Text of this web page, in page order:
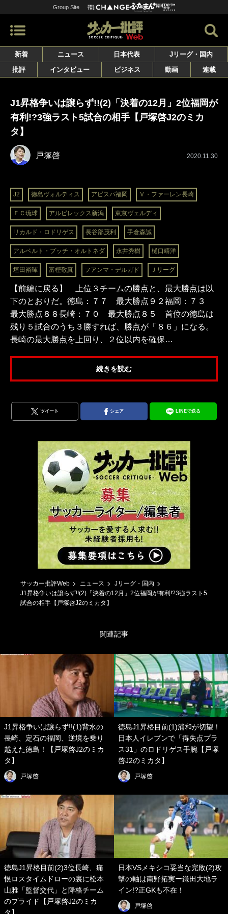
Group Site
新着 ニュース 日本代表
Jリーグ・国内
批評
インタビュー ビジネス 動画 連載
J1昇格争いは譲らず!!(2)「決着の12月」2位福岡が
有利!?3強ラスト5試合の相手【戸塚啓J2のミカ
タ】
戸塚啓 2020.11.30
J2 徳島ヴォルティス アビスパ福岡 Ｖ・ファーレン長崎
ＦＣ琉球 アルビレックス新潟 東京ヴェルディ
リカルド・ロドリゲス 長谷部茂利 手倉森誠
アルベルト・プッチ・オルトネダ 永井秀樹 樋口靖洋
垣田裕暉 富樫敬真 フアンマ・デルガド Ｊリーグ
【前編に戻る】 上位３チームの勝点と、最大勝点は以
下のとおりだ。徳島：７７ 最大勝点９２福岡：７３
最大勝点８８長崎：７０ 最大勝点８５ 首位の徳島は
残り５試合のうち３勝すれば、勝点が「８６」になる。
長崎の最大勝点を上回り、２位以内を確保…
続きを読む
ツイート シェア LINEで送る
サッカー批評Web ニュース
Jリーグ・国内
J1昇格争いは譲らず!!(2)「決着の12月」2位福岡が有利!?3強ラスト5
試合の相手【戸塚啓J2のミカタ】
関連記事
J1昇格争いは譲らず!!(1)背水の
長崎、定石の福岡、逆境を乗り
越えた徳島！【戸塚啓J2のミカ
タ】
戸塚啓
徳島J1昇格目前(1)浦和が切望！
日本人イレブンで「得失点プラ
ス31」のロドリゲス手腕【戸塚
啓J2のミカタ】
戸塚啓
徳島J1昇格目前(2)3位長崎、痛
恨ロスタイムドローの裏に松本
山雅「監督交代」と降格チーム
のプライド【戸塚啓J2のミカ
日本VSメキシコ妥当な完敗(2)攻
撃の軸は南野拓実ー鎌田大地ラ
イン!?正GKも不在！
戸塚啓